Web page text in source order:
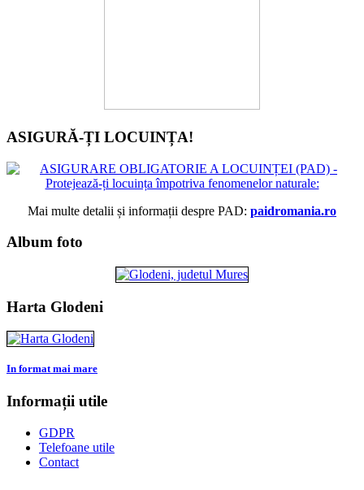
ASIGURĂ-ȚI LOCUINȚA!
Mai multe detalii și informații despre PAD: paidromania.ro
Album foto
Harta Glodeni
In format mai mare
Informații utile
GDPR
Telefoane utile
Contact